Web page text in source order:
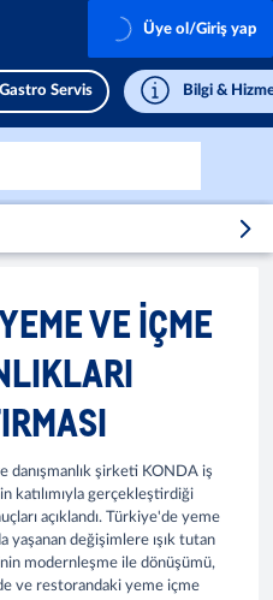
Gastro Servis Bilgi &
Üye ol/Giriş yap
VE İÇME
danışmanlık şirketi KONDA iş
katılımıyla gerçekleştirdiği
açıklandı. Türkiye'de yeme
yaşanan değişimlere ışık tutan
modernleşme ile dönüşümü,
ve restorandaki yeme içme